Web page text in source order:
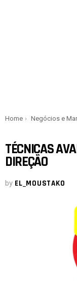
You are here:
Home Negócios e
TÉCNICAS
DIREÇÃO
by EL_MOUSTAKO